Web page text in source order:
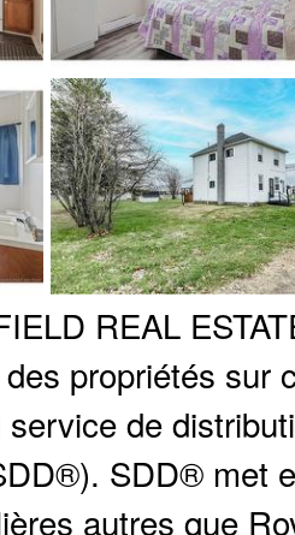
REAL
propriétés sur
de
SDD® met
autres que